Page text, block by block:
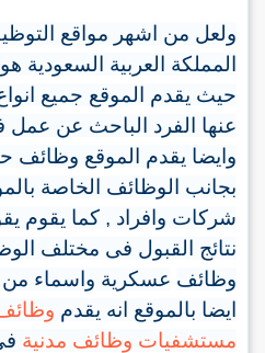
ولعل من اشهر مواقع
المملكة العربية السعودية
حيث يقدم الموقع جميع
عنها الفرد الباحث عن عمل
وايضا يقدم الموقع وظائف
بجانب الوظائف الخاصة
شركات وافراد , كما يقوم
نتائج القبول فى مختلف
وظائف عسكرية واسماء من
ايضا بالموقع انه يقدم
مستشفيات وظائف مدنية